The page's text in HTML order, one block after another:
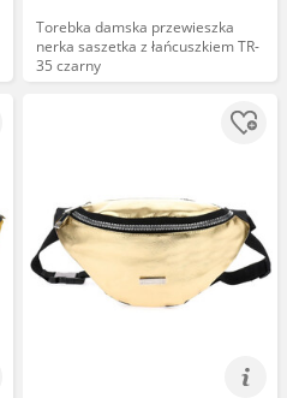
Torebka damska przewieszka
nerka saszetka z łańcuszkiem TR-
35 czarny